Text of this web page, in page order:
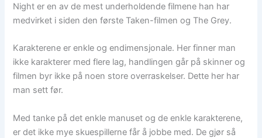
Night er en av de mest underholdende filmene han har
medvirket i siden den første Taken-filmen og The Grey.
Karakterene er enkle og endimensjonale. Her finner man
ikke karakterer med flere lag, handlingen går på skinner og
filmen byr ikke på noen store overraskelser. Dette her har
man sett før.
Med tanke på det enkle manuset og de enkle karakterene,
er det ikke mye skuespillerne får å jobbe med. De gjør så